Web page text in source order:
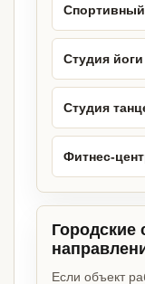
Спортивный
Студия йоги
Студия
Фитнес-
Городские
Если объект